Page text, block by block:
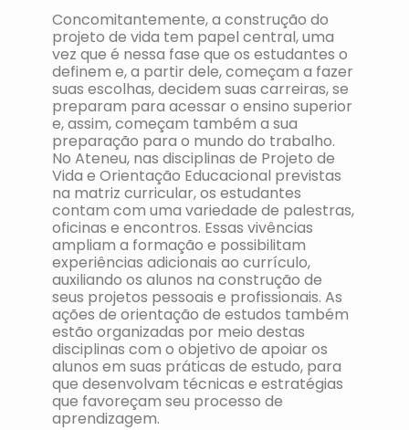
Concomitantemente, a construção do
projeto de vida tem papel central, uma
vez que é nessa fase que os estudantes o
definem e, a partir dele, começam a fazer
suas escolhas, decidem suas carreiras, se
preparam para acessar o ensino superior
e, assim, começam também a sua
preparação para o mundo do trabalho.
No Ateneu, nas disciplinas de Projeto de
Vida e Orientação Educacional previstas
na matriz curricular, os estudantes
contam com uma variedade de palestras,
oficinas e encontros. Essas vivências
ampliam a formação e possibilitam
experiências adicionais ao currículo,
auxiliando os alunos na construção de
seus projetos pessoais e profissionais. As
ações de orientação de estudos também
estão organizadas por meio destas
disciplinas com o objetivo de apoiar os
alunos em suas práticas de estudo, para
que desenvolvam técnicas e estratégias
que favoreçam seu processo de
aprendizagem.